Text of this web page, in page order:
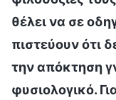
θέλει να σε
πιστεύουν ότι
την απόκτηση
φυσιολογικό.